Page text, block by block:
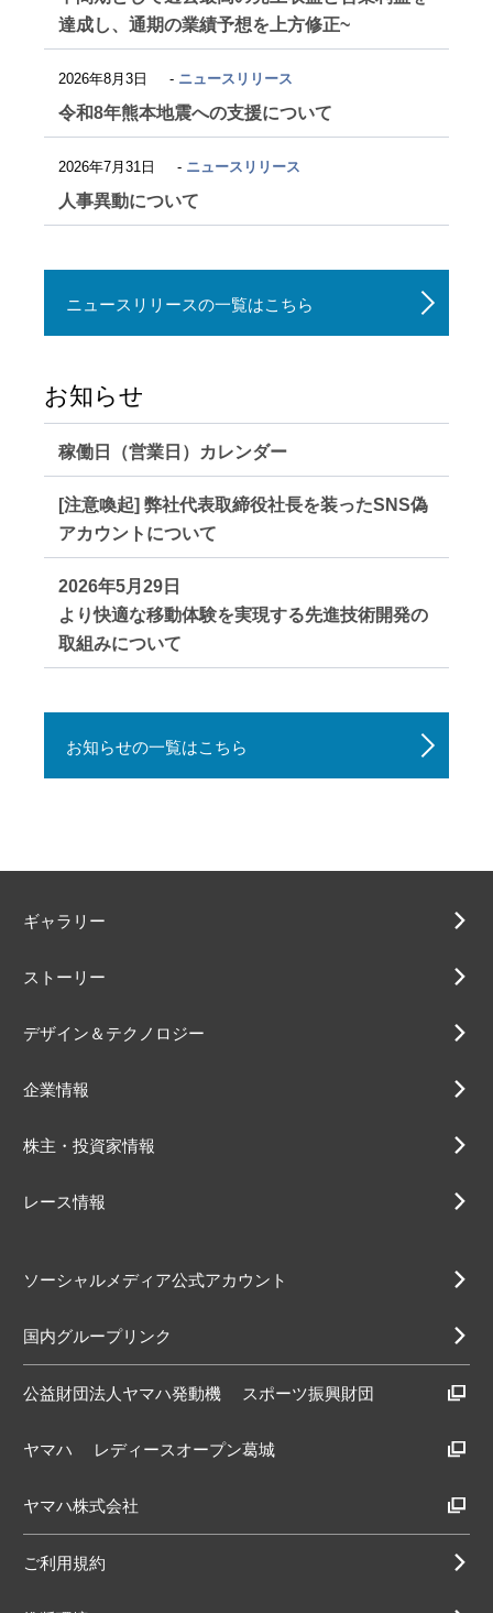
達成し、通期の業績予想を上方修正~
2026年8月3日 ニュースリリース
令和8年熊本地震への支援について
2026年7月31日 ニュースリリース
人事異動について
ニュースリリースの一覧はこちら
お知らせ
稼働日（営業日）カレンダー
[注意喚起] 弊社代表取締役社長を装ったSNS偽
アカウントについて
2026年5月29日
より快適な移動体験を実現する先進技術開発の
取組みについて
お知らせの一覧はこちら
ギャラリー
ストーリー
デザイン＆テクノロジー
企業情報
株主・投資家情報
レース情報
ソーシャルメディア公式アカウント
国内グループリンク
公益財団法人ヤマハ発動機 スポーツ振興財団
ヤマハ レディースオープン葛城
ヤマハ株式会社
ご利用規約